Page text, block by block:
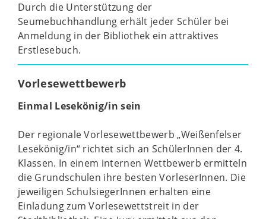
Durch die Unterstützung der
Seumebuchhandlung erhält jeder Schüler bei
Anmeldung in der Bibliothek ein attraktives
Erstlesebuch.
Vorlesewettbewerb
Einmal Lesekönig/in sein
Der regionale Vorlesewettbewerb „Weißenfelser
Lesekönig/in“ richtet sich an SchülerInnen der 4.
Klassen. In einem internen Wettbewerb ermitteln
die Grundschulen ihre besten VorleserInnen. Die
jeweiligen SchulsiegerInnen erhalten eine
Einladung zum Vorlesewettstreit in der